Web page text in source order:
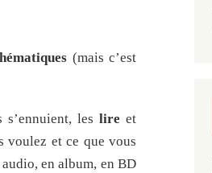
(mais c’est
les lire et
voulez et ce que vous
en album, en BD